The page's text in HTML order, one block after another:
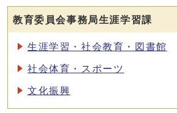
教育委員会事務局生涯学習課
生涯学習・社会教育・図書館
社会体育・スポーツ
文化振興